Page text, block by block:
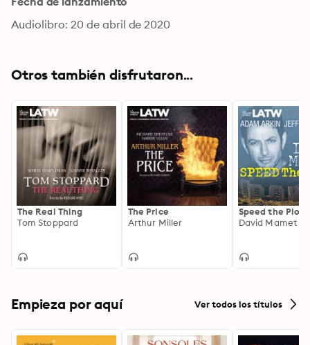
Audiolibro: 20 de abril de 2020
Otros también disfrutaron...
The Real Thing
Tom Stoppard
The Price
Arthur Miller
Speed the Plow
David Mamet
Empieza por aquí Ver todos los títulos